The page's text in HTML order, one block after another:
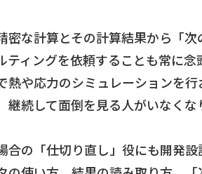
密な計算とその計算結果から「
ティングを依頼することも常に念
熱や応力のシミュレーションを
継続して面倒を見る人がいなく
合の「仕切り直し」役にも開発設